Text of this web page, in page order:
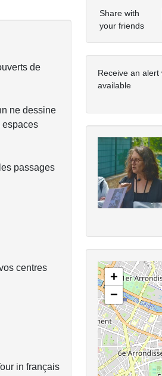
de
ne dessine
espaces
passages
centres
in français
Share with
your friends
Receive an
available
+
−